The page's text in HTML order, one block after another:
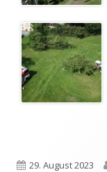
Veröffentlicht
29. August 2023